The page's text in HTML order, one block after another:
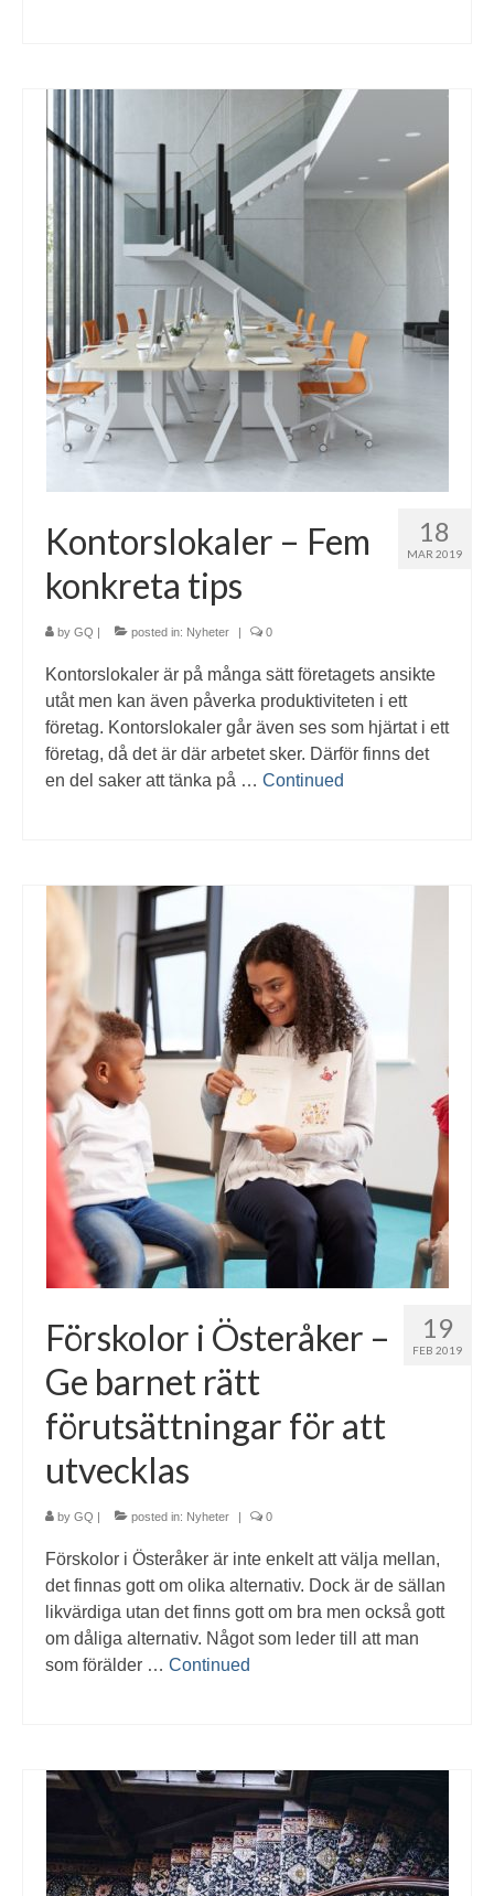
18
MAR 2019
Kontorslokaler – Fem
konkreta tips
by GQ | posted in: Nyheter | 0
Kontorslokaler är på många sätt företagets ansikte
utåt men kan även påverka produktiviteten i ett
företag. Kontorslokaler går även ses som hjärtat i ett
företag, då det är där arbetet sker. Därför finns det
en del saker att tänka på … Continued
19
FEB 2019
Förskolor i Österåker –
Ge barnet rätt
förutsättningar för att
utvecklas
by GQ | posted in: Nyheter | 0
Förskolor i Österåker är inte enkelt att välja mellan,
det finnas gott om olika alternativ. Dock är de sällan
likvärdiga utan det finns gott om bra men också gott
om dåliga alternativ. Något som leder till att man
som förälder … Continued